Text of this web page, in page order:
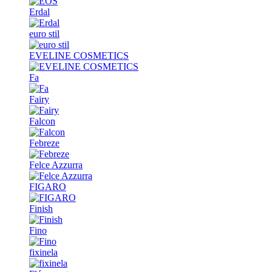
Erdal
euro stil
EVELINE COSMETICS
Fa
Fairy
Falcon
Febreze
Felce Azzurra
FIGARO
Finish
Fino
fixinela